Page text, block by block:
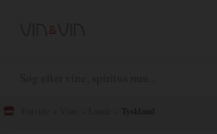
Tyskland